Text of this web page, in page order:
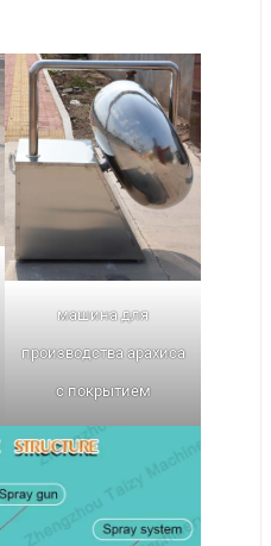
машина для
производства арахиса
с покрытием